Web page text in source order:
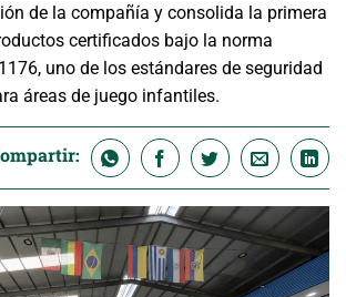
de la compañía y consolida la primera
certificados bajo la norma
uno de los estándares de seguridad
áreas de juego infantiles.